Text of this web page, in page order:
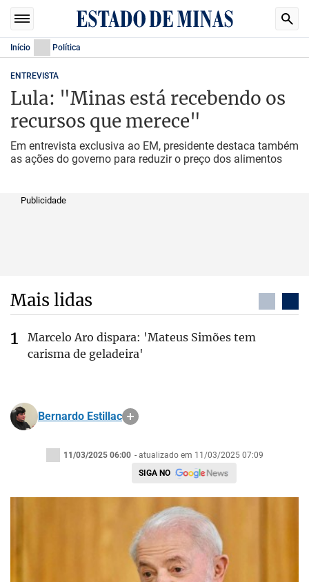
Início Política
ENTREVISTA
Lula: "Minas está recebendo os
recursos que merece"
Em entrevista exclusiva ao EM, presidente destaca também
as ações do governo para reduzir o preço dos alimentos
Publicidade
Mais lidas
Marcelo Aro dispara: 'Mateus Simões tem
carisma de geladeira'
Bernardo Estillac
11/03/2025 06:00 - atualizado em 11/03/2025 07:09
SIGA NO